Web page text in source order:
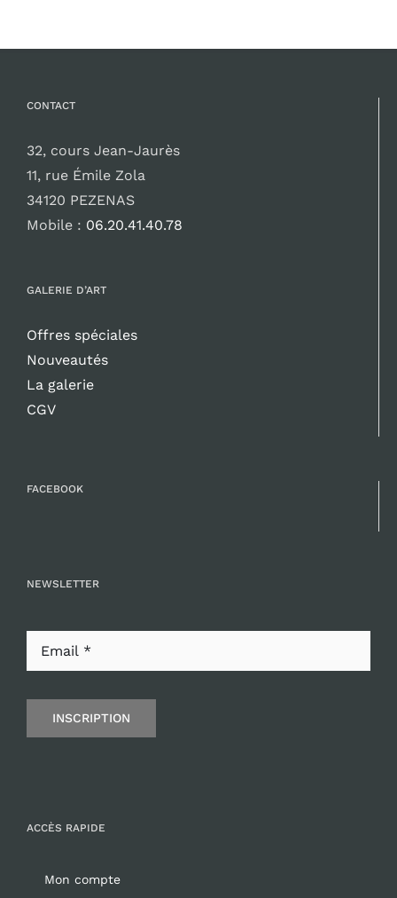
CONTACT
32, cours Jean-Jaurès
11, rue Émile Zola
34120 PEZENAS
Mobile : 06.20.41.40.78
GALERIE D’ART
Offres spéciales
Nouveautés
La galerie
CGV
FACEBOOK
NEWSLETTER
INSCRIPTION
ACCÈS RAPIDE
Mon compte